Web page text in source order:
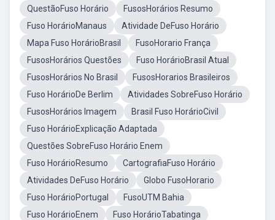
QuestãoFuso Horário
FusosHorários Resumo
Fuso HorárioManaus
Atividade DeFuso Horário
Mapa Fuso HorárioBrasil
FusoHorario França
FusosHorários Questões
Fuso HorárioBrasil Atual
FusosHorários No Brasil
FusosHorarios Brasileiros
Fuso HorárioDe Berlim
Atividades SobreFuso Horário
FusosHorários Imagem
Brasil Fuso HorárioCivil
Fuso HorárioExplicação Adaptada
Questões SobreFuso Horário Enem
Fuso HorárioResumo
CartografiaFuso Horário
Atividades DeFuso Horário
Globo FusoHorario
Fuso HorárioPortugal
FusoUTM Bahia
Fuso HorárioEnem
Fuso HorárioTabatinga